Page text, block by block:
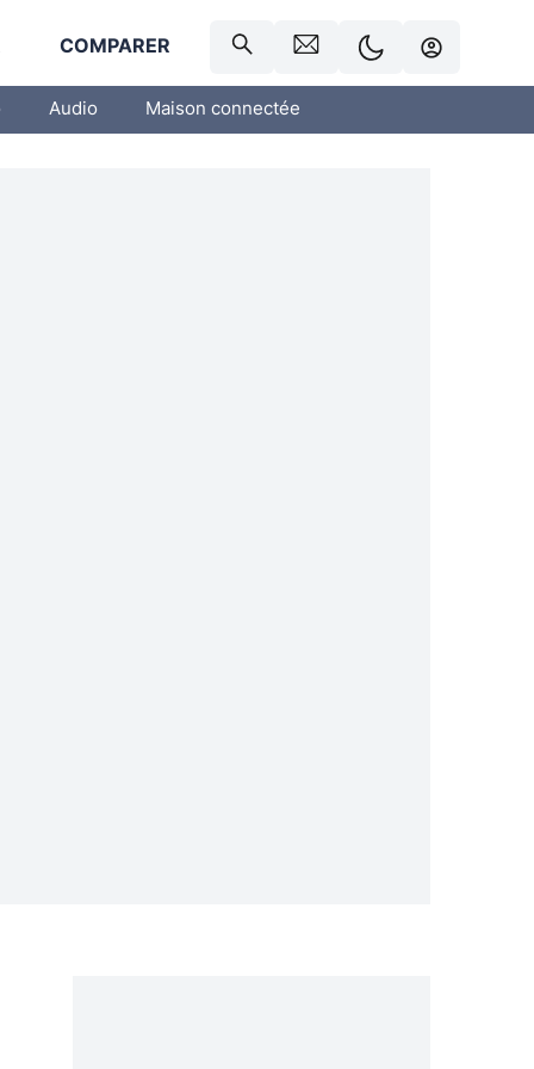
COMPARER
Audio Maison connectée